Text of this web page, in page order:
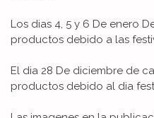
Los dias 4, 5 y 6 De enero
productos debido a las
El dia 28 De diciembre de
productos debido al dia